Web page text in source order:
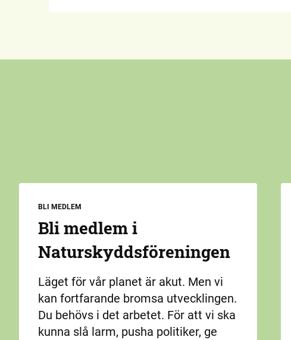
BLI MEDLEM
Bli medlem i
Naturskydds­föreningen
Läget för vår planet är akut. Men vi
kan fortfarande bromsa utvecklingen.
Du behövs i det arbetet. För att vi ska
kunna slå larm, pusha politiker, ge